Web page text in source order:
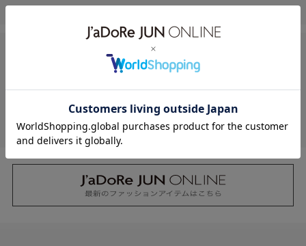
FOLLOW US ON